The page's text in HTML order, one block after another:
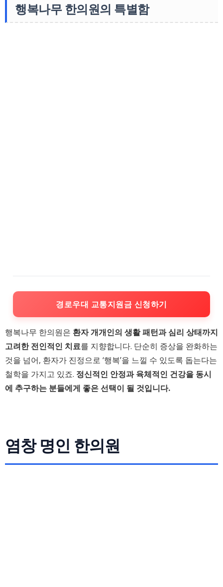
행복나무 한의원의 특별함
경로우대 교통지원금 신청하기
행복나무 한의원은 환자 개개인의 생활 패턴과 심리 상태까지
고려한 전인적인 치료를 지향합니다. 단순히 증상을 완화하는
것을 넘어, 환자가 진정으로 ‘행복’을 느낄 수 있도록 돕는다는
철학을 가지고 있죠. 정신적인 안정과 육체적인 건강을 동시
에 추구하는 분들에게 좋은 선택이 될 것입니다.
염창 명인 한의원